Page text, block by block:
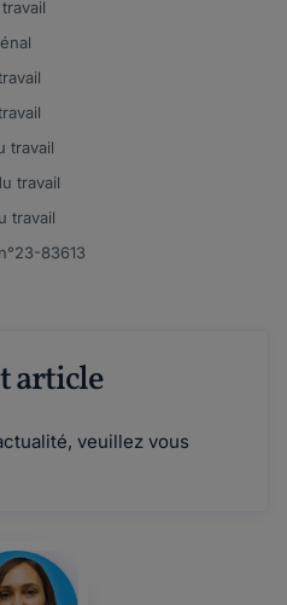
travail
travail
travail
23-83613
article
veuillez vous